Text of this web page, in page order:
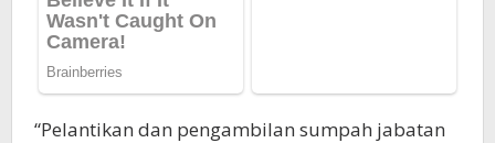
“Pelantikan dan pengambilan sumpah jabatan